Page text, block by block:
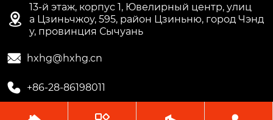

13-й этаж, корпус 1, Ювелирный центр, улиц
а Цзиньчжоу, 595, район Цзиньню, город Чэнд
у, провинция Сычуань
 hxhg@hxhg.cn
 +86-28-86198011